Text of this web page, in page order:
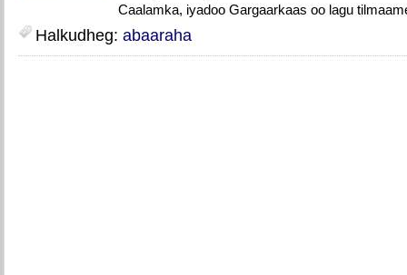
Caalamka, iyadoo Gargaarkaas oo lagu
Halkudheg: abaaraha